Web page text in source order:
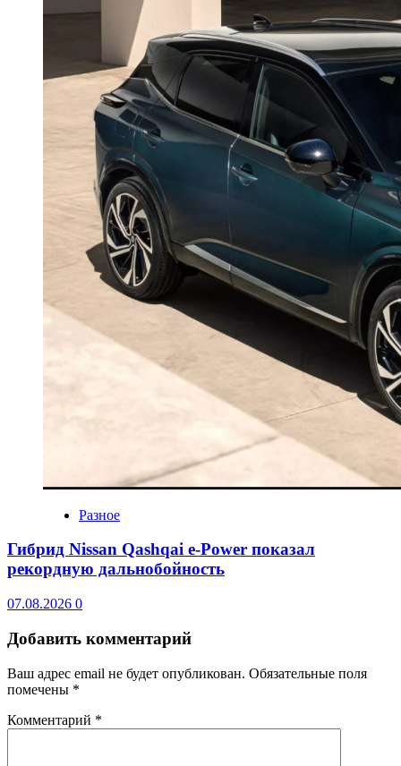
Разное
Гибрид Nissan Qashqai e-Power показал
рекордную дальнобойность
07.08.2026 0
Добавить комментарий
Ваш адрес email не будет опубликован. Обязательные поля
помечены *
Комментарий *